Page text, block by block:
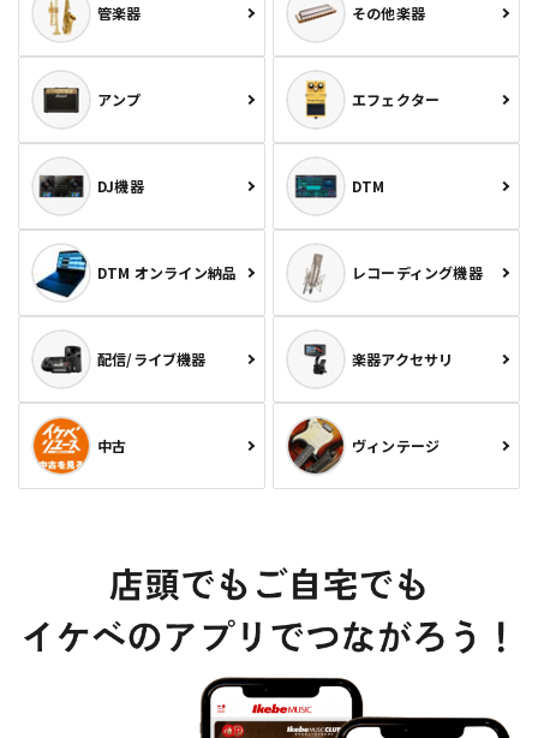
管楽器 その他楽器
アンプ エフェクター
DJ機器 DTM
DTM オンライン納品 レコーディング機器
配信/ライブ機器 楽器アクセサリ
中古 ヴィンテージ